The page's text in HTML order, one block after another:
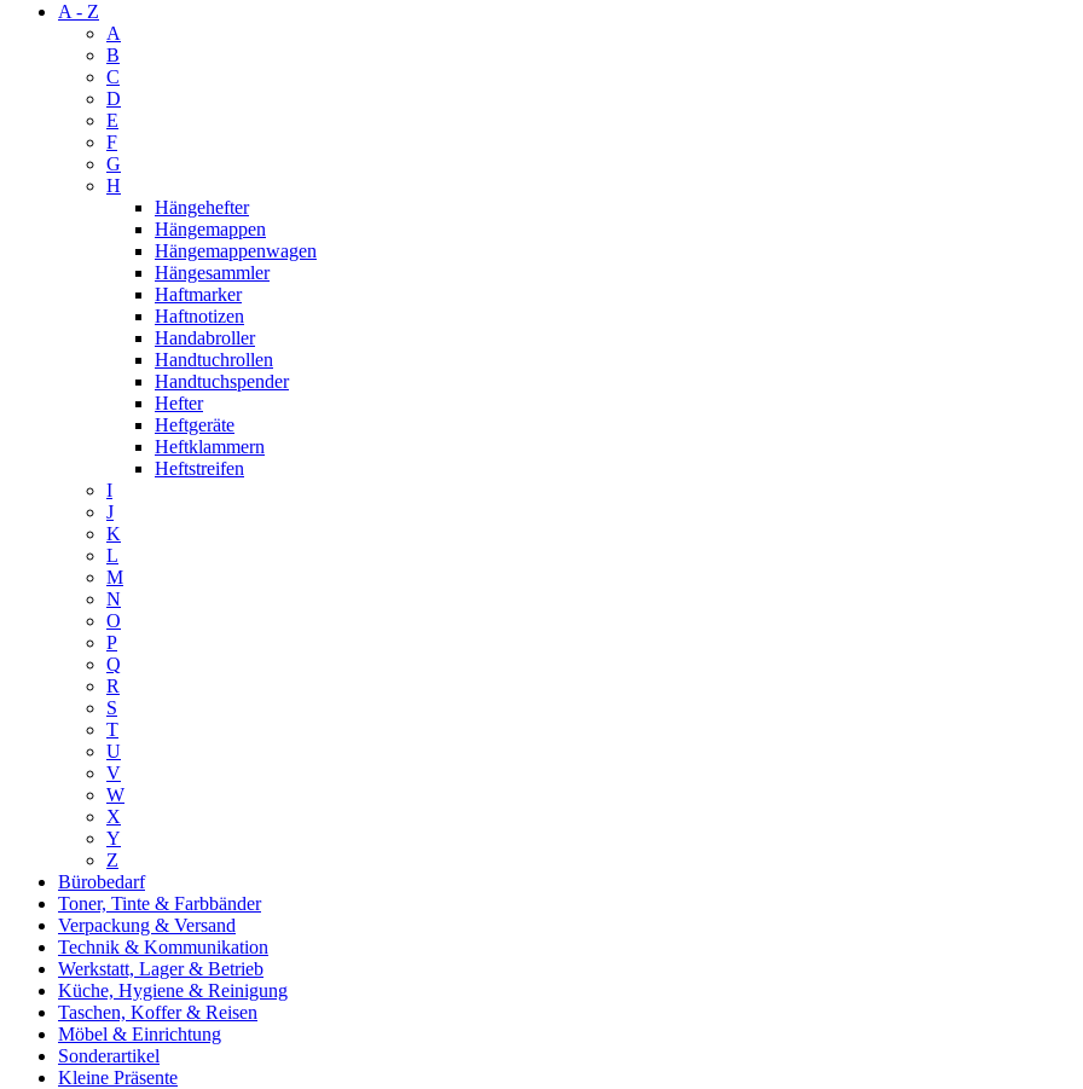
A - Z
A
B
C
D
E
F
G
H
Hängehefter
Hängemappen
Hängemappenwagen
Hängesammler
Haftmarker
Haftnotizen
Handabroller
Handtuchrollen
Handtuchspender
Hefter
Heftgeräte
Heftklammern
Heftstreifen
I
J
K
L
M
N
O
P
Q
R
S
T
U
V
W
X
Y
Z
Bürobedarf
Toner, Tinte & Farbbänder
Verpackung & Versand
Technik & Kommunikation
Werkstatt, Lager & Betrieb
Küche, Hygiene & Reinigung
Taschen, Koffer & Reisen
Möbel & Einrichtung
Sonderartikel
Kleine Präsente